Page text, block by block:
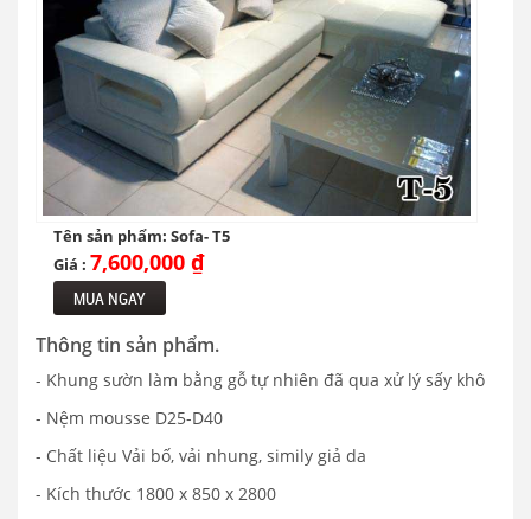
Tên sản phẩm: Sofa- T5
Giá : 7,600,000 ₫
MUA NGAY
Thông tin sản phẩm.
- Khung sườn làm bằng gỗ tự nhiên đã qua xử lý sấy khô
- Nệm mousse D25-D40
- Chất liệu Vải bố, vải nhung, simily giả da
- Kích thước 1800 x 850 x 2800